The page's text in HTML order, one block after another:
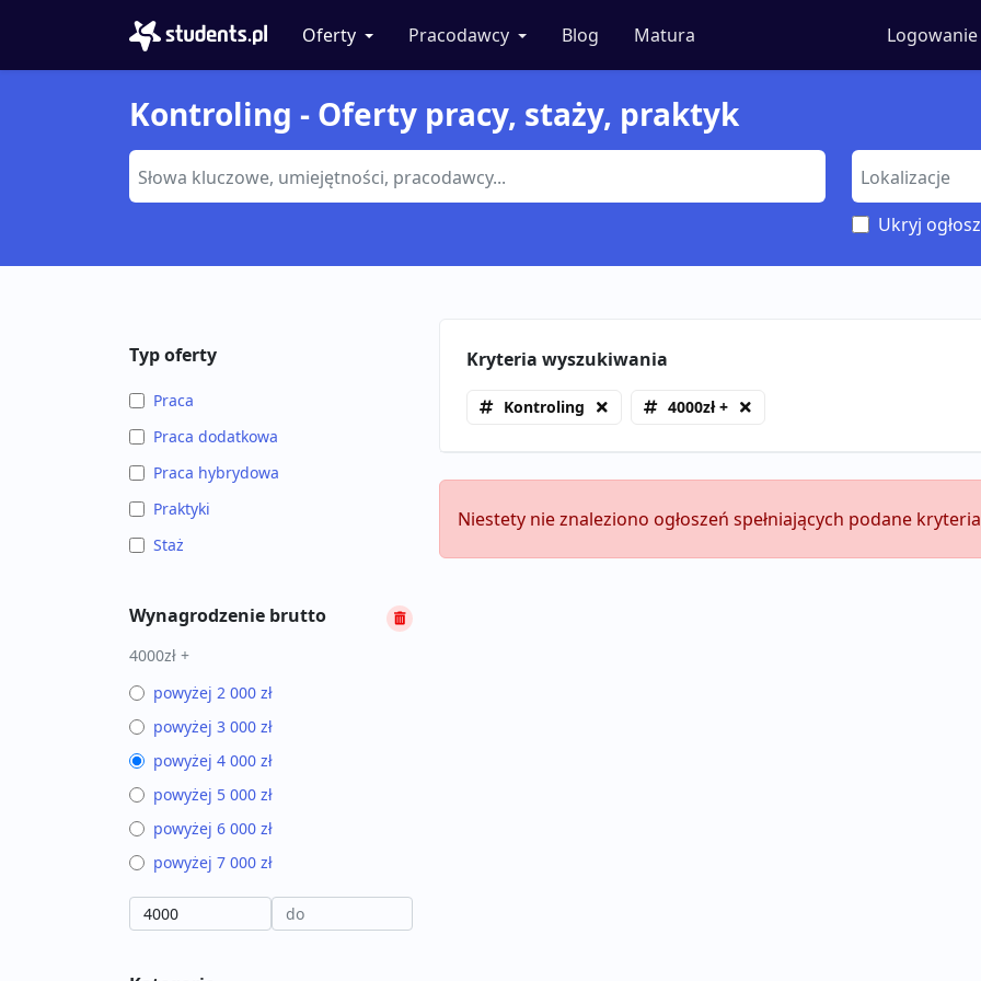
Oferty Pracodawcy Blog Matura Logowanie
Kontroling - Oferty pracy, staży, praktyk
Ukryj
Typ oferty
Praca
Praca dodatkowa
Praca hybrydowa
Praktyki
Staż
Wynagrodzenie brutto
4000zł +
powyżej 2 000 zł
powyżej 3 000 zł
powyżej 4 000 zł
powyżej 5 000 zł
powyżej 6 000 zł
powyżej 7 000 zł
Kryteria wyszukiwania
Kontroling 4000zł +
Niestety nie znaleziono ogłoszeń spełniających podane